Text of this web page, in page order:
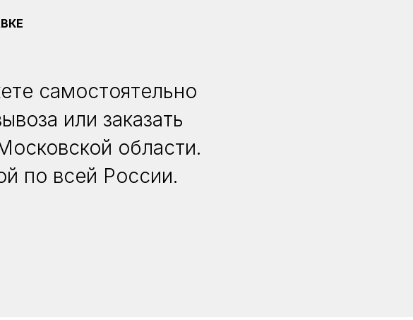
самостоятельно
или заказать
области.
по всей России.